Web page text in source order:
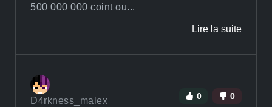
500 000 000 coint ou...
Lire la suite
D4rkness_malex 0 0